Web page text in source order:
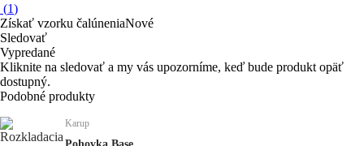
(1)
Získať vzorku čalúneniaNové
Sledovať
Vypredané
Kliknite na sledovať a my vás upozorníme, keď bude produkt opäť
dostupný.
Podobné produkty
Karup